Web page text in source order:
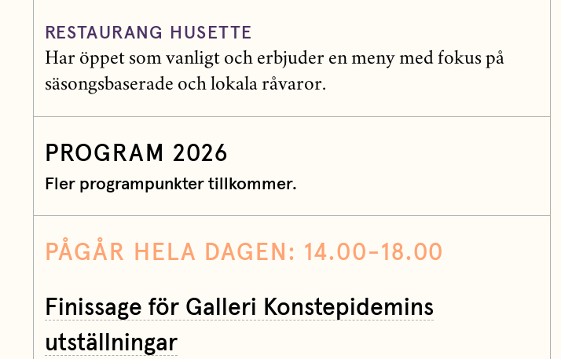
RESTAURANG HUSETTE
Har öppet som vanligt och erbjuder en meny med fokus på
säsongsbaserade och lokala råvaror.
PROGRAM 2026
Fler programpunkter tillkommer.
PÅGÅR HELA DAGEN: 14.00-18.00
Finissage för Galleri Konstepidemins
utställningar